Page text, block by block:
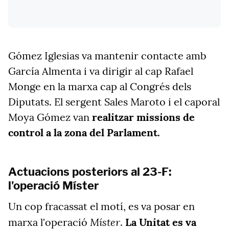
Gómez Iglesias va mantenir contacte amb
García Almenta i va dirigir al cap Rafael
Monge en la marxa cap al Congrés dels
Diputats. El sergent Sales Maroto i el caporal
Moya Gómez van realitzar missions de
control a la zona del Parlament.
Actuacions posteriors al 23-F:
l'operació Míster
Un cop fracassat el motí, es va posar en
marxa l'operació Míster. La Unitat es va